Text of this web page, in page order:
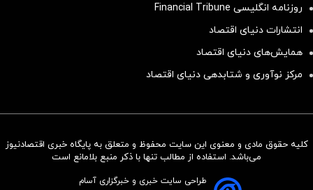
سرمایه‌گذاری همسنگ با شاخص
روزنامه انگلیسی Financial Tribune
انتشارات دنیای اقتصاد
همایش‌های دنیای اقتصاد
مرکز نوآوری و شتابدهی دنیای اقتصاد
کلیه حقوق مادی و معنوی این سایت محفوظ و متعلق به پایگاه خبری اقتصادنیوز
می‌باشد. استفاده از مطالب تنها با ذکر منبع بلامانع است
طراحی سایت خبری و خبرگزاری آسام